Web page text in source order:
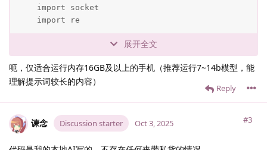
    import socket
    import re
展开全文
呃，仅适合运行内存16GB及以上的手机（推荐运行7~14b模型，能
理解提示词较长的内容）
Reply
谏念 Discussion starter #3
Oct 3, 2025